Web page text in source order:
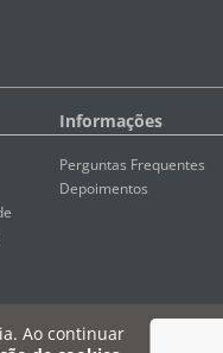
Ao continuar
Informações
Perguntas Frequentes
Depoimentos